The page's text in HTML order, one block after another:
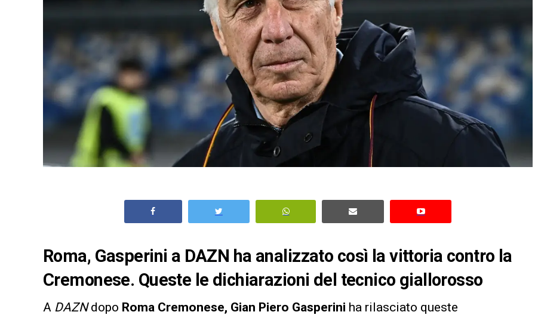
Roma, Gasperini a DAZN ha analizzato così la vittoria contro la
Cremonese. Queste le dichiarazioni del tecnico giallorosso
A DAZNdopo Roma Cremonese, Gian Piero Gasperini ha rilasciato queste